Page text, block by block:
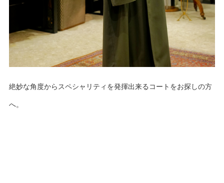
絶妙な角度からスペシャリティを発揮出来るコートをお探しの方
へ。